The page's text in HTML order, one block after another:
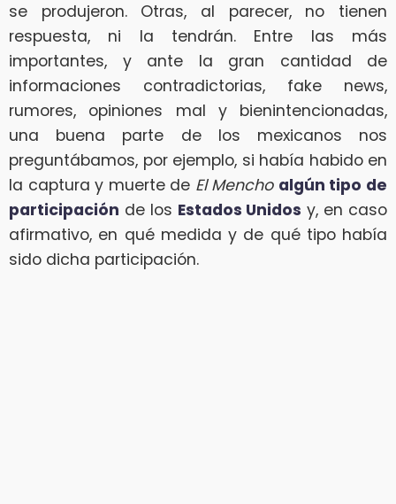
se produjeron. Otras, al parecer, no tienen
respuesta, ni la tendrán. Entre las más
importantes, y ante la gran cantidad de
informaciones contradictorias, fake news,
rumores, opiniones mal y bienintencionadas,
una buena parte de los mexicanos nos
preguntábamos, por ejemplo, si había habido en
la captura y muerte de El Mencho algún tipo de
participación de los Estados Unidos y, en caso
afirmativo, en qué medida y de qué tipo había
sido dicha participación.